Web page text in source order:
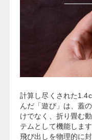
計算し尽くされた
んだ「遊び」は、蓋
けでなく、折り畳む
テムとして機能しま
飛び出しを物理的に